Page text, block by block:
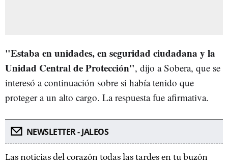
"Estaba en unidades, en seguridad ciudadana y la
Unidad Central de Protección", dijo a Sobera, que se
interesó a continuación sobre si había tenido que
proteger a un alto cargo. La respuesta fue afirmativa.
NEWSLETTER - JALEOS
Las noticias del corazón todas las tardes en tu buzón